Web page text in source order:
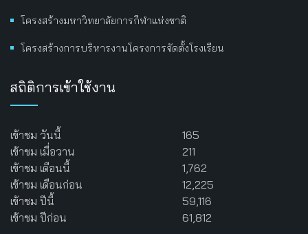
โครงสร้างมหาวิทยาลัยการกีฬาแห่งชาติ
โครงสร้างการบริหารงานโครงการจัดตั้งโรงเรียน
สถิติการเข้าใช้งาน
เข้าชม วันนี้
165
เข้าชม เมื่อวาน
211
เข้าชม เดือนนี้
1,762
เข้าชม เดือนก่อน
12,225
เข้าชม ปีนี้
59,116
เข้าชม ปีก่อน
61,812